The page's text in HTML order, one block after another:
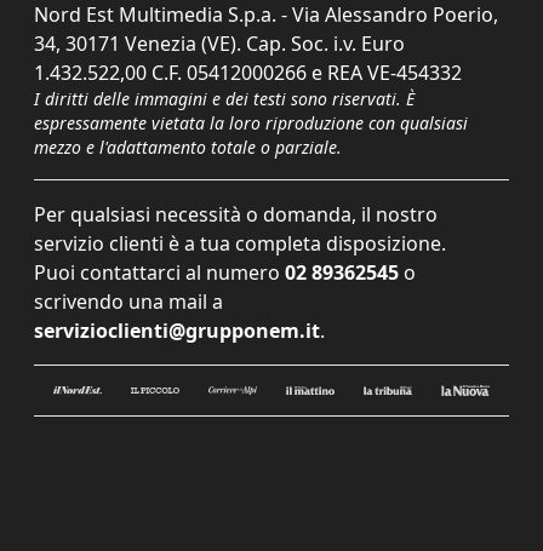
Nord Est Multimedia S.p.a. - Via Alessandro Poerio,
34, 30171 Venezia (VE). Cap. Soc. i.v. Euro
1.432.522,00 C.F. 05412000266 e REA VE-454332
I diritti delle immagini e dei testi sono riservati. È
espressamente vietata la loro riproduzione con qualsiasi
mezzo e l'adattamento totale o parziale.
Per qualsiasi necessità o domanda, il nostro
servizio clienti è a tua completa disposizione.
Puoi contattarci al numero 02 89362545 o
scrivendo una mail a
servizioclienti@grupponem.it.